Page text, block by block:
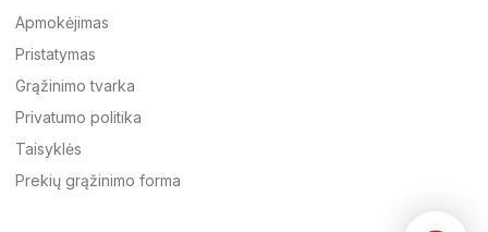
Apmokėjimas
Pristatymas
Grąžinimo tvarka
Privatumo politika
Taisyklės
Prekių grąžinimo forma